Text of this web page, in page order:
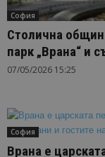
София
Столична
парк „Врана“ и
07/05/2026 15:25
София
Врана е